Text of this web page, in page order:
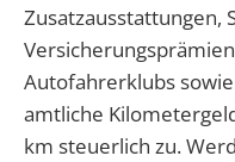
Zusatzausstattungen,
Autofahrerklubs
amtliche
km steuerlich zu.